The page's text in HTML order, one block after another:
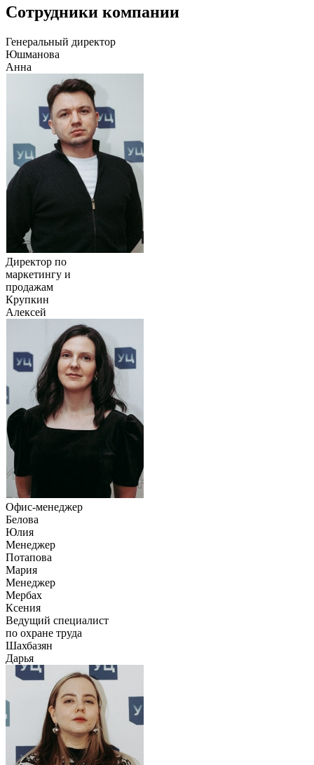
Сотрудники компании
Генеральный директор
Юшманова
Анна
Директор по
маркетингу и
продажам
Крупкин
Алексей
Офис-менеджер
Белова
Юлия
Менеджер
Потапова
Мария
Менеджер
Мербах
Ксения
Ведущий специалист
по охране труда
Шахбазян
Дарья